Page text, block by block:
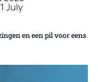
en een pil voor eens